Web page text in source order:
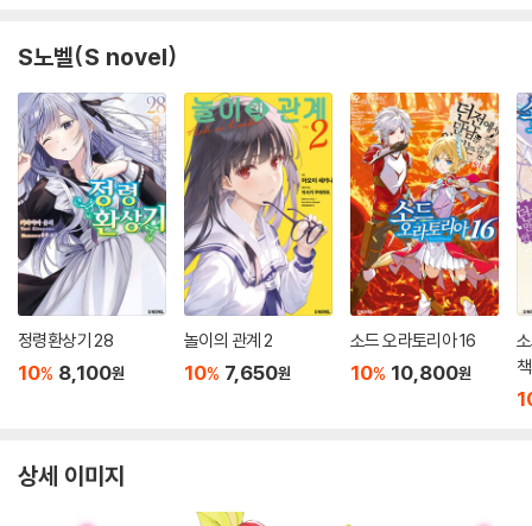
S노벨(S novel)
정령환상기 28
10% 8,100원
놀이의 관계 2
10% 7,650원
소드 오라토리아 16
10% 10,800원
상세 이미지